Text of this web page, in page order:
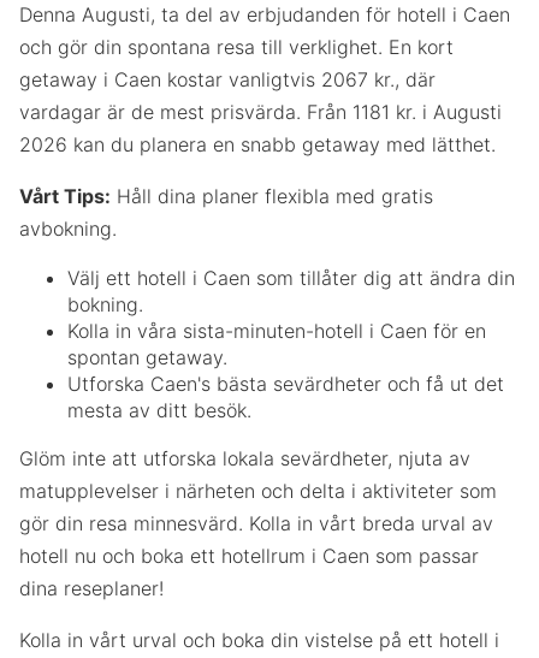
Denna Augusti, ta del av erbjudanden för hotell i Caen
och gör din spontana resa till verklighet. En kort
getaway i Caen kostar vanligtvis 2067 kr., där
vardagar är de mest prisvärda. Från 1181 kr. i Augusti
2026 kan du planera en snabb getaway med lätthet.
Vårt Tips: Håll dina planer flexibla med gratis
avbokning.
Välj ett hotell i Caen som tillåter dig att ändra din
bokning.
Kolla in våra sista-minuten-hotell i Caen för en
spontan getaway.
Utforska Caen's bästa sevärdheter och få ut det
mesta av ditt besök.
Glöm inte att utforska lokala sevärdheter, njuta av
matupplevelser i närheten och delta i aktiviteter som
gör din resa minnesvärd. Kolla in vårt breda urval av
hotell nu och boka ett hotellrum i Caen som passar
dina reseplaner!
Kolla in vårt urval och boka din vistelse på ett hotell i